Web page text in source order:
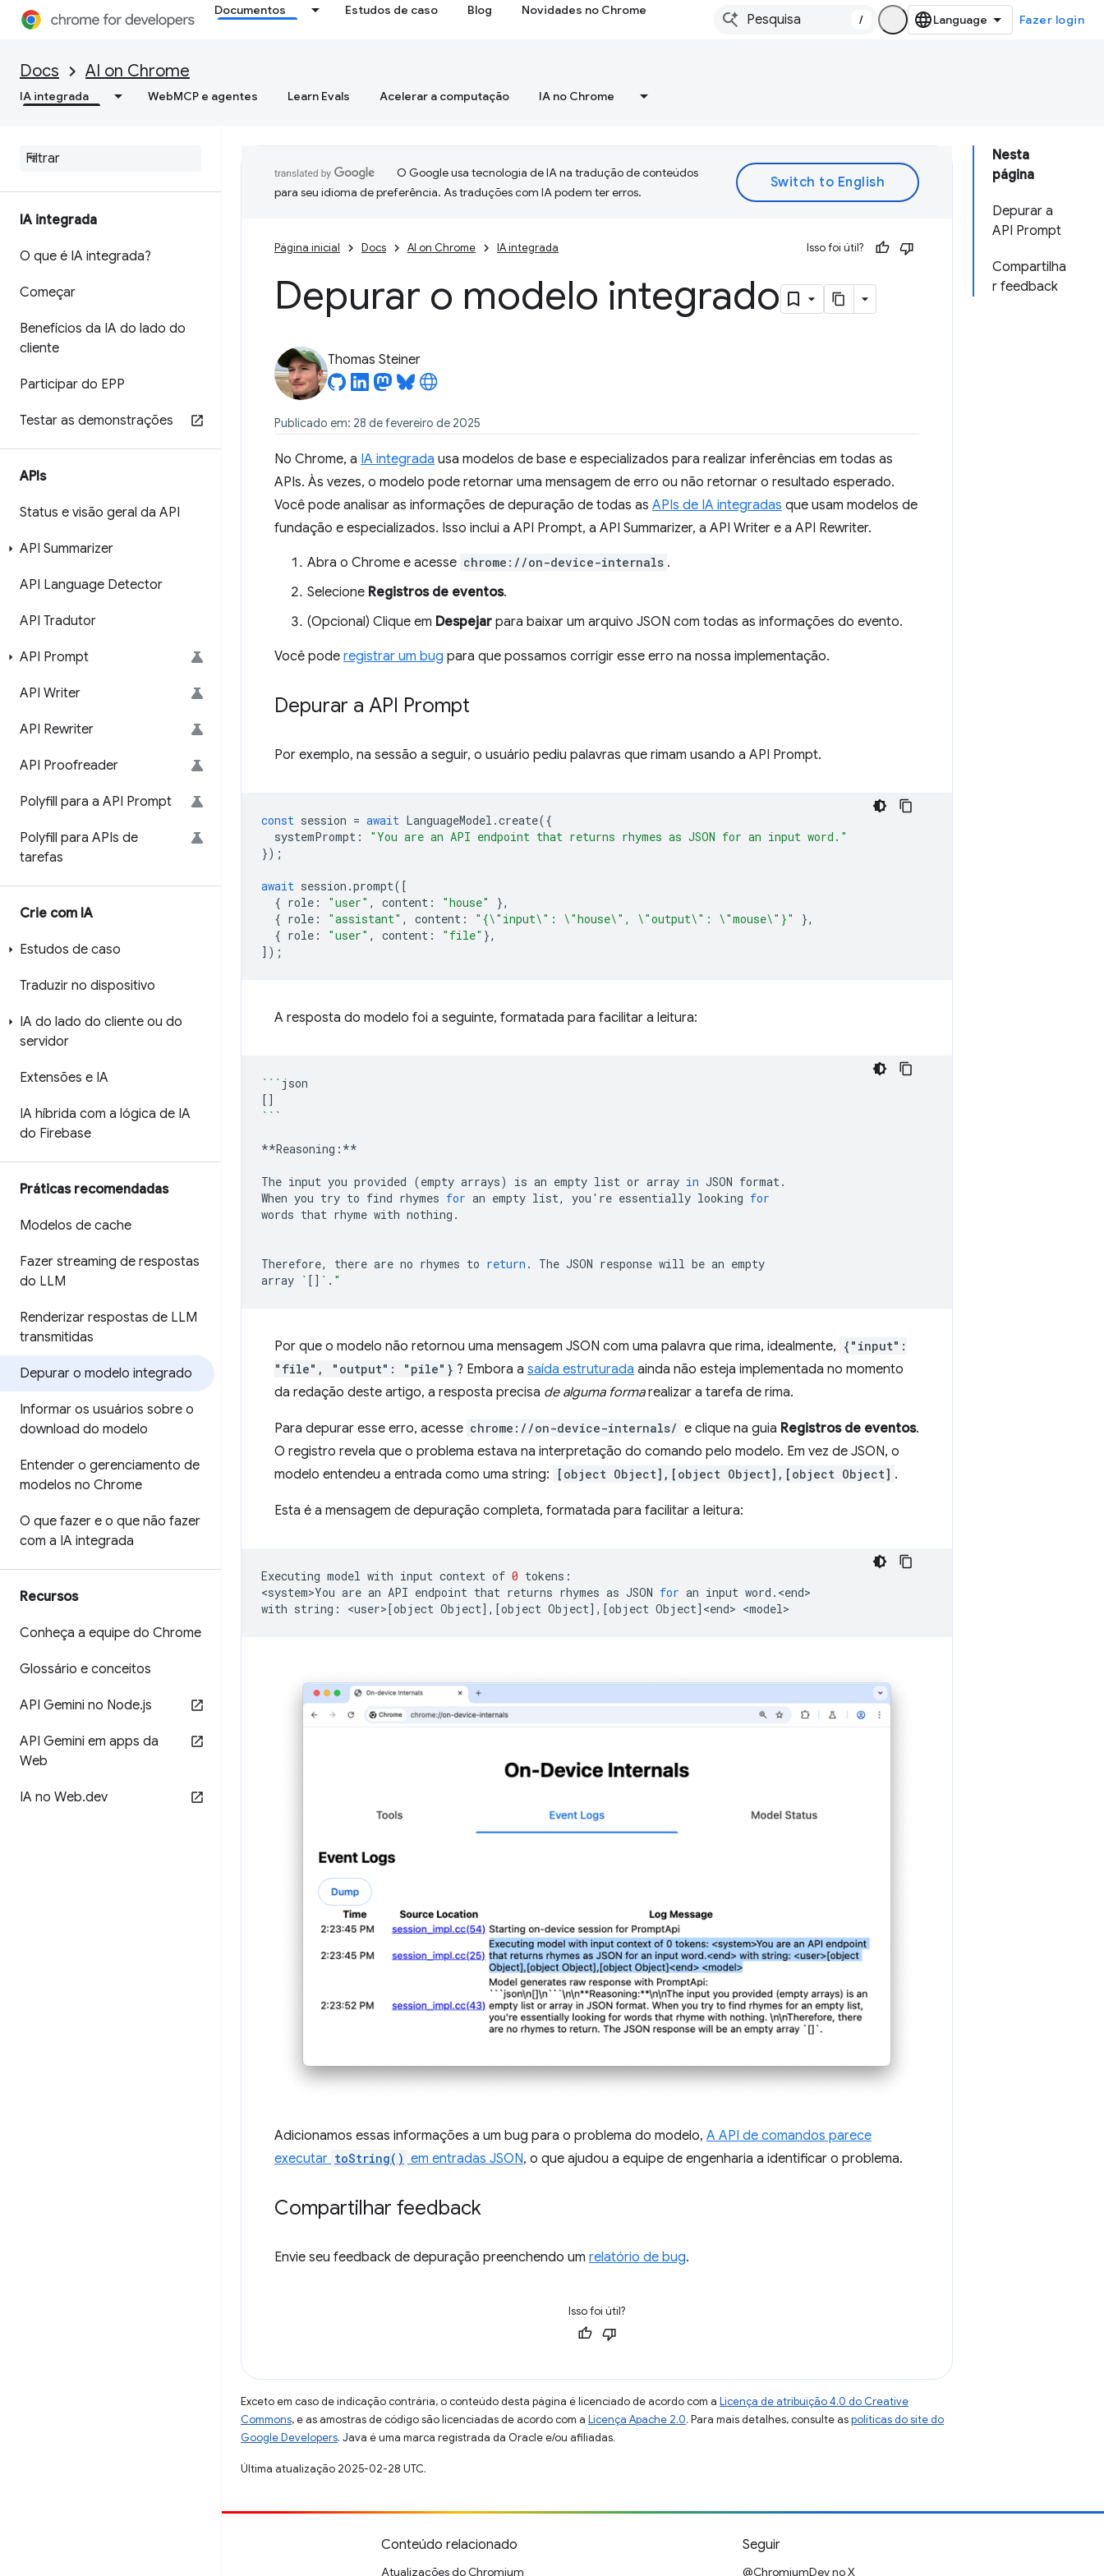
Documentos Estudos de caso Blog Novidades no Chrome
/ Fazer login
Docs AI on Chrome
IA integrada WebMCP e agentes Learn Evals Acelerar a computação IA no Chrome
IA integrada
O que é IA integrada?
Começar
Benefícios da IA do lado do
cliente
Participar do EPP
Testar as demonstrações
APIs
Status e visão geral da API
API Summarizer
API Language Detector
API Tradutor
API Prompt
API Writer
API Rewriter
API Proofreader
Polyfill para a API Prompt
Polyfill para APIs de
tarefas
Crie com IA
Estudos de caso
Traduzir no dispositivo
IA do lado do cliente ou do
servidor
Extensões e IA
IA híbrida com a lógica de IA
do Firebase
Práticas recomendadas
Modelos de cache
Fazer streaming de respostas
do LLM
Renderizar respostas de LLM
transmitidas
Depurar o modelo integrado
Informar os usuários sobre o
download do modelo
Entender o gerenciamento de
modelos no Chrome
O que fazer e o que não fazer
com a IA integrada
Recursos
Conheça a equipe do Chrome
Glossário e conceitos
API Gemini no Node.js
API Gemini em apps da
Web
IA no Web.dev
Nesta
página
Depurar a
API Prompt
Compartilha
r feedback
O Google usa tecnologia de IA na tradução de conteúdos
para seu idioma de preferência. As traduções com IA podem ter erros.
Página inicial Docs AI on Chrome IA integrada Isso foi útil?
Depurar o modelo integrado
Thomas Steiner
Publicado em: 28 de fevereiro de 2025
No Chrome, a IA integrada usa modelos de base e especializados para realizar inferências em todas as
APIs. Às vezes, o modelo pode retornar uma mensagem de erro ou não retornar o resultado esperado.
Você pode analisar as informações de depuração de todas as APIs de IA integradas que usam modelos de
fundação e especializados. Isso inclui a API Prompt, a API Summarizer, a API Writer e a API Rewriter.
Abra o Chrome e acesse chrome://on-device-internals .
Selecione Registros de eventos.
(Opcional) Clique em Despejar para baixar um arquivo JSON com todas as informações do evento.
Você pode registrar um bug para que possamos corrigir esse erro na nossa implementação.
Depurar a API Prompt
Por exemplo, na sessão a seguir, o usuário pediu palavras que rimam usando a API Prompt.
const session = await LanguageModel .create({
systemPrompt :
"You are an API endpoint that returns rhymes as JSON for an input word."
});
await session .prompt([
{ role : "user" , content : "house"
},
{ role : "assistant" , content : "{\"input\": \"house\", \"output\": \"mouse\"}"
},
{ role : "user" , content : "file" },
]);
A resposta do modelo foi a seguinte, formatada para facilitar a leitura:
```
[]
```
**Reasoning:**
The input you provided (empty arrays) is an empty list or array in JSON format.
When you try to find rhymes for an empty list, you ' re essentially looking for
words that rhyme with nothing.
Therefore, there are no rhymes to return . The JSON response will be an empty
array ` [] ` . "
Por que o modelo não retornou uma mensagem JSON com uma palavra que rima, idealmente, {"input":
"file", "output": "pile"} ? Embora a saída estruturada ainda não esteja implementada no momento
da redação deste artigo, a resposta precisa de alguma formarealizar a tarefa de rima.
Para depurar esse erro, acesse chrome://on-device-internals/ e clique na guia Registros de eventos.
O registro revela que o problema estava na interpretação do comando pelo modelo. Em vez de JSON, o
modelo entendeu a entrada como uma string:
[object Object],[object Object],[object Object] .
Esta é a mensagem de depuração completa, formatada para facilitar a leitura:
Executing model with input context of 0 tokens:
<system>You are an API endpoint that returns rhymes as JSON for an input word.<end>
with string: <user>[object Object] , [object Object] , [object Object] <end>
Adicionamos essas informações a um bug para o problema do modelo, A API de comandos parece
executar toString() em entradas JSON, o que ajudou a equipe de engenharia a identificar o problema.
Compartilhar feedback
Envie seu feedback de depuração preenchendo um relatório de bug.
Isso foi útil?
Exceto em caso de indicação contrária, o conteúdo desta página é licenciado de acordo com a Licença de atribuição 4.0 do Creative
Commons, e as amostras de código são licenciadas de acordo com a Licença Apache 2.0. Para mais detalhes, consulte aspolíticas do site do
Google Developers. Java é uma marca registrada da Oracle e/ou afiliadas.
Última atualização 2025-02-28 UTC.
Conteúdo relacionado
Atualizações do Chromium
Seguir
@ChromiumDev no X